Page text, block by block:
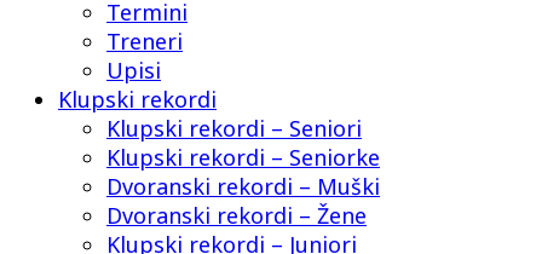
Termini
Treneri
Upisi
Klupski rekordi
Klupski rekordi – Seniori
Klupski rekordi – Seniorke
Dvoranski rekordi – Muški
Dvoranski rekordi – Žene
Klupski rekordi – Juniori